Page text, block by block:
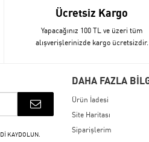
Ücretsiz Kargo
Yapacağınız 100 TL ve üzeri tüm
alışverişlerinizde kargo ücretsizdir.
KAYDOLUN.
DAHA FAZLA
Ürün İadesi
Site Haritası
Siparişlerim